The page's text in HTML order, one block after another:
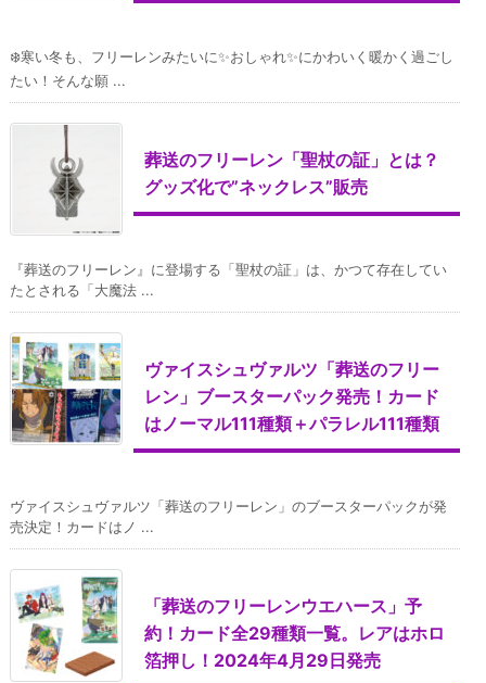
❄️寒い冬も、フリーレンみたいに✨おしゃれ✨にかわいく暖かく過ごし
たい！そんな願 ...
葬送のフリーレン「聖杖の証」とは？
グッズ化で”ネックレス”販売
『葬送のフリーレン』に登場する「聖杖の証」は、かつて存在してい
たとされる「大魔法 ...
ヴァイスシュヴァルツ「葬送のフリー
レン」ブースターパック発売！カード
はノーマル111種類＋パラレル111種類
ヴァイスシュヴァルツ「葬送のフリーレン」のブースターパックが発
売決定！カードはノ ...
「葬送のフリーレンウエハース」予
約！カード全29種類一覧。レアはホロ
箔押し！2024年4月29日発売